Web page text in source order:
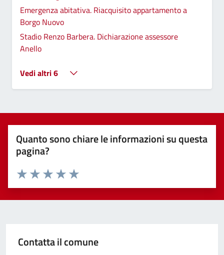
Emergenza abitativa. Riacquisito appartamento a
Borgo Nuovo
Stadio Renzo Barbera. Dichiarazione assessore
Anello
Vedi altri 6
Quanto sono chiare le informazioni su questa
pagina?
Valuta 5 stelle su 5
Valuta 4 stelle su 5
Valuta 3 stelle su 5
Valuta 2 stelle su 5
Valuta 1 stelle su 5
Contatta il comune